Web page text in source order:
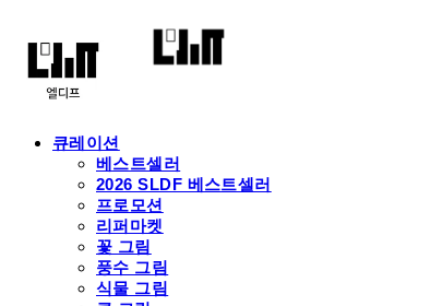
큐레이션
베스트셀러
2026 SLDF 베스트셀러
프로모션
리퍼마켓
꽃 그림
풍수 그림
식물 그림